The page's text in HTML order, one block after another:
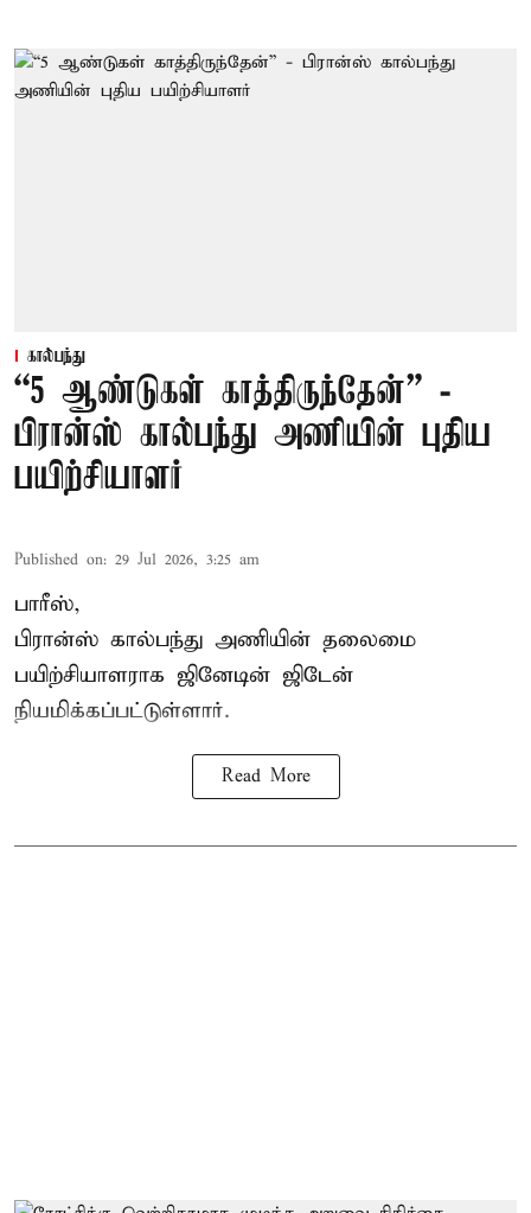
கால்பந்து
“5 ஆண்டுகள் காத்திருந்தேன்” -
பிரான்ஸ் கால்பந்து அணியின் புதிய
பயிற்சியாளர்
Published on: 29 Jul 2026, 3:25 am
பாரீஸ்,
பிரான்ஸ் கால்பந்து அணியின் தலைமை
பயிற்சியாளராக ஜினேடின் ஜிடேன்
நியமிக்கப்பட்டுள்ளார்.
Read More